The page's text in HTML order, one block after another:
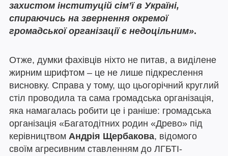
захистом інституцій сімʼї в Україні,
спираючись на звернення окремої
громадської організації є недоцільним».
Отже, думки фахівців ніхто не питав, а виділене
жирним шрифтом – це не лише підкреслення
висновку. Справа у тому, що цьогорічний круглий
стіл проводила та сама громадська організація,
яка намагалась робити це і раніше: громадська
організація «Багатодітних родин «Древо» під
керівництвом Андрія Щербакова, відомого
своїм агресивним ставленням до ЛГБТІ-